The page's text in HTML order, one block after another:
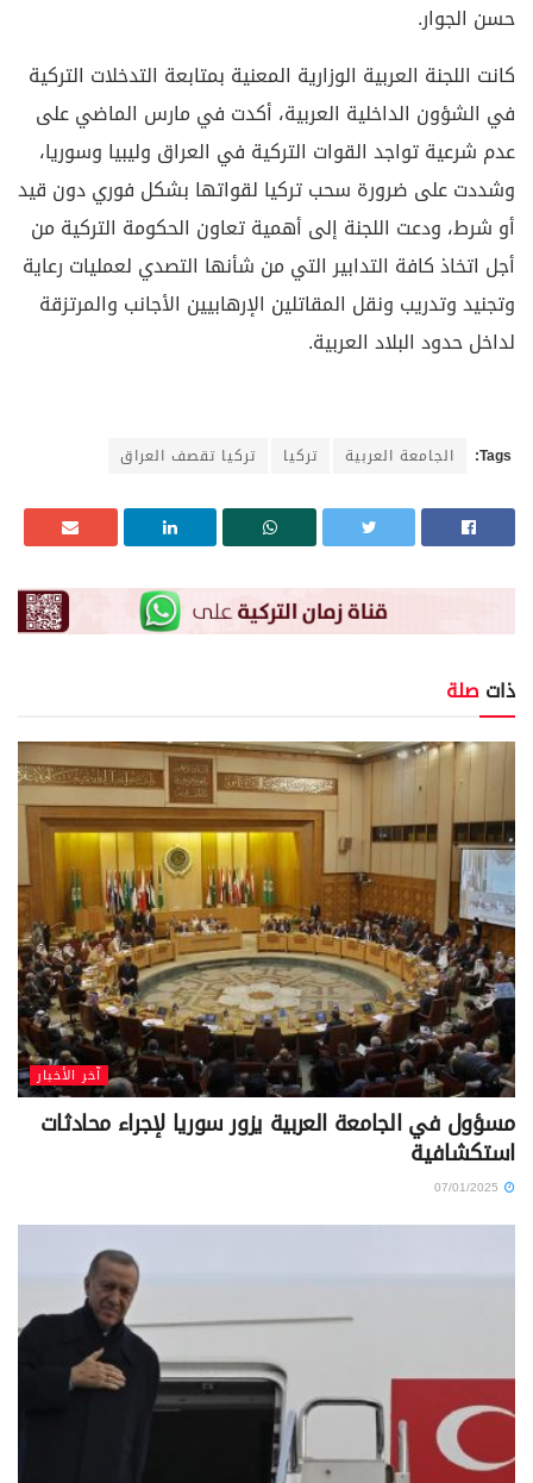
حسن الجوار.
كانت اللجنة العربية الوزارية المعنية بمتابعة التدخلات التركية
في الشؤون الداخلية العربية، أكدت في مارس الماضي على
عدم شرعية تواجد القوات التركية في العراق وليبيا وسوريا،
وشددت على ضرورة سحب تركيا لقواتها بشكل فوري دون قيد
أو شرط، ودعت اللجنة إلى أهمية تعاون الحكومة التركية من
أجل اتخاذ كافة التدابير التي من شأنها التصدي لعمليات رعاية
وتجنيد وتدريب ونقل المقاتلين الإرهابيين الأجانب والمرتزقة
لداخل حدود البلاد العربية.
Tags: الجامعة العربية تركيا تركيا تقصف العراق
ذات صلة
آخر الأخبار
مسؤول في الجامعة العربية يزور سوريا لإجراء محادثات
استكشافية